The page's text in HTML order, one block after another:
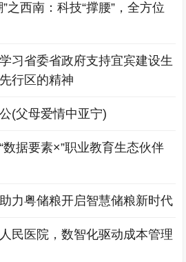
之西南：科技“撑腰”，全方位
习省委省政府支持宜宾建设生
行区的精神
(父母爱情中亚宁)
据要素×”职业教育生态伙伴
力粤储粮开启智慧储粮新时代
民医院，数智化驱动成本管理